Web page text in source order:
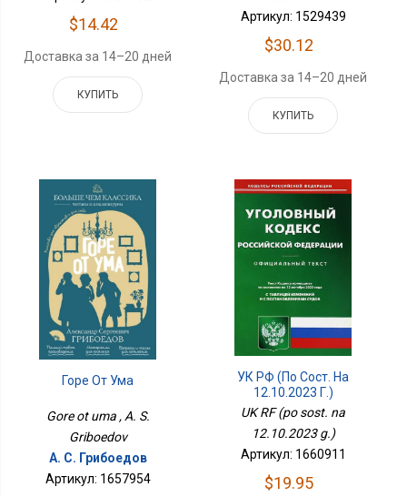
$14.42
Доставка за 14–20 дней
КУПИТЬ
Артикул: 1529439
$30.12
Доставка за 14–20 дней
КУПИТЬ
Горе От Ума
Gore ot uma , A. S.
Griboedov
А. С. Грибоедов
Артикул: 1657954
УК РФ (по Сост. На
12.10.2023 Г.)
UK RF (po sost. na
12.10.2023 g.)
Артикул: 1660911
$19.95